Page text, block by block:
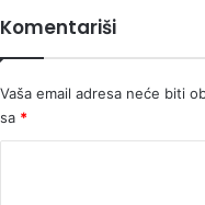
Komentariši
Vaša email adresa neće biti
sa *